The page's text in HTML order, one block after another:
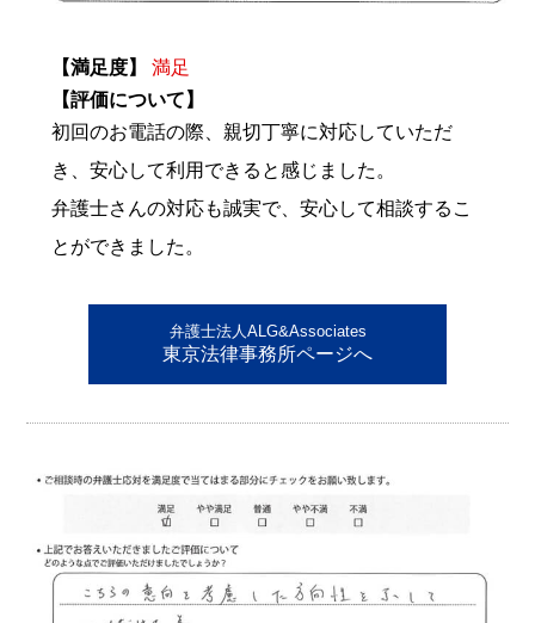
【満足度】
満足
【評価について】
初回のお電話の際、親切丁寧に対応していただ
き、安心して利用できると感じました。
弁護士さんの対応も誠実で、安心して相談するこ
とができました。
弁護士法人ALG&Associates
東京法律事務所ページへ